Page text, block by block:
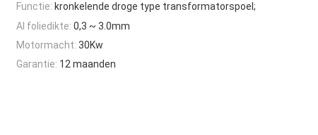
Functie: kronkelende droge type transformatorspoel;
Al foliedikte: 0,3 ~ 3.0mm
Motormacht: 30Kw
Garantie: 12 maanden